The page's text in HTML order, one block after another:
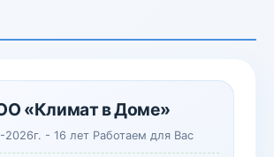
«Климат в Доме»
- 16 лет Работаем для Вас